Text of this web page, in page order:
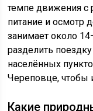
темпе движения с
питание и осмотр
занимает около
разделить
населённых
Череповце, чтобы
Какие